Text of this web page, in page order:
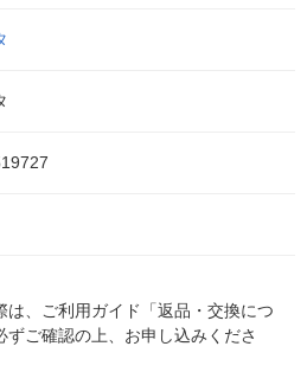
は、ご利用ガイド「返品・交換につ
ずご確認の上、お申し込みくださ